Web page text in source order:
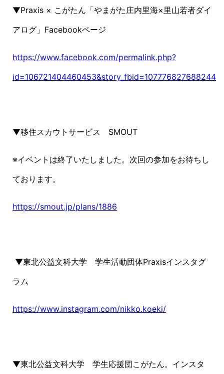
▼Praxis × こがたん「やまがた庄内里海×里山若者ダイ
アログ」Facebookページ
https://www.facebook.com/permalink.php?
id=106721404460453&story_fbid=107776827688244
▼移住スカウトサービス SMOUT
※イベントは終了いたしました。次回の参加をお待ちし
ております。
https://smout.jp/plans/1886
▼東北公益文科大学 学生活動団体Praxisインスタグ
ラム
https://www.instagram.com/nikko.koeki/
▼東北公益文科大学 学生応援団こがたん。インスタ